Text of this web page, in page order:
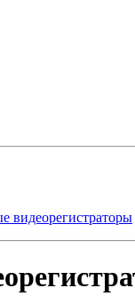
видеорегистраторы